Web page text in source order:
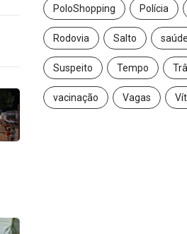
PoloShopping Polícia
Rodovia Salto saúde
Suspeito Tempo
vacinação Vagas